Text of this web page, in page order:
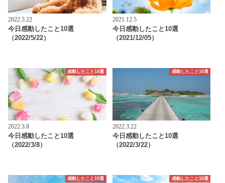
2022.5.22
今日感動したこと10選
（2022/5/22）
2021.12.5
今日感動したこと10選
（2021/12/05）
感動したこと10選
2022.3.8
今日感動したこと10選
（2022/3/8）
感動したこと10選
2022.3.22
今日感動したこと10選
（2022/3/22）
感動したこと10選 感動したこと10選